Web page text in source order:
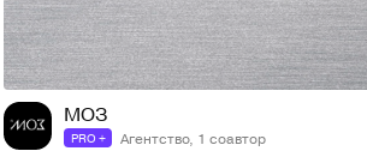
МОЗ
PRO + Агентство, 1 соавтор